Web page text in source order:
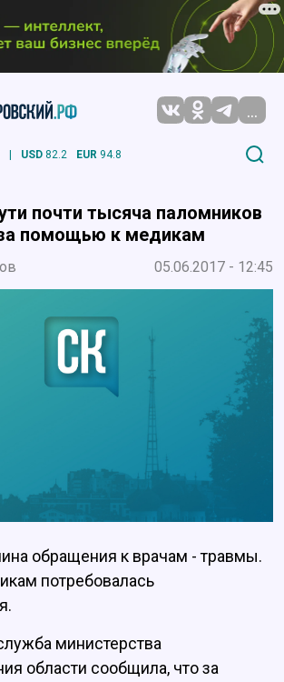
...
| USD 82.2 EUR 94.8
почти тысяча паломников
помощью к медикам
05.06.2017 - 12:45
обращения к врачам - травмы.
потребовалась
министерства
области сообщила, что за